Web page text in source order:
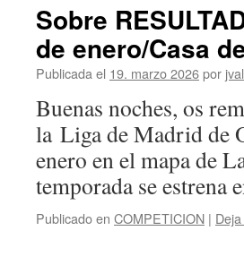
Sobre
de enero/Casa
Publicada el 19. marzo 2026por
Buenas noches, os
la Liga de Madrid de
enero en el mapa
temporada se estrena
Publicado en COMPETICION |